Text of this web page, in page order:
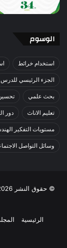
الوسوم
استخدام خرائط
الجزء الرئيسي للدرس
بحث علمي تحسين
تعليم الاناث دور
مستويات التفكير
وسائل التواصل
© حقوق النشر 2026، جميع الحقوق محفوظة |
الرئيسية